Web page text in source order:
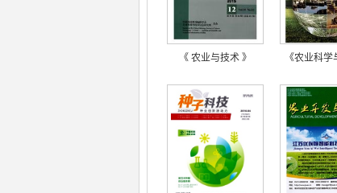
《 农业与技术 》 《农业科学